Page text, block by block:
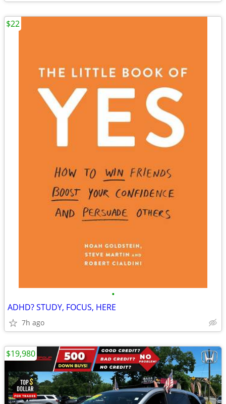
•
ADHD? STUDY, FOCUS, HERE
7h ago
$22
$19,980